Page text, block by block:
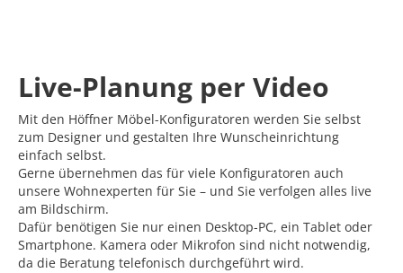
Live-Planung per Video
Mit den Höffner Möbel-Konfiguratoren werden Sie selbst
zum Designer und gestalten Ihre Wunscheinrichtung
einfach selbst.
Gerne übernehmen das für viele Konfiguratoren auch
unsere Wohnexperten für Sie – und Sie verfolgen alles live
am Bildschirm.
Dafür benötigen Sie nur einen Desktop-PC, ein Tablet oder
Smartphone. Kamera oder Mikrofon sind nicht notwendig,
da die Beratung telefonisch durchgeführt wird.